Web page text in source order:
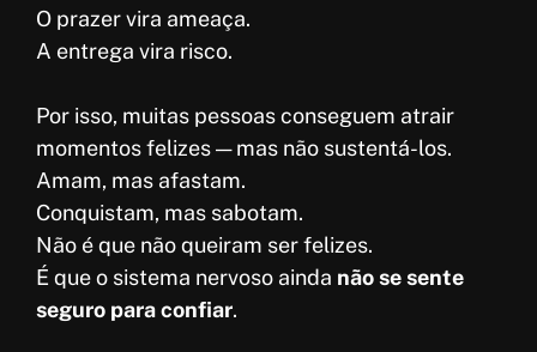
O prazer vira ameaça.
A entrega vira risco.
Por isso, muitas pessoas conseguem atrair
momentos felizes — mas não sustentá-los.
Amam, mas afastam.
Conquistam, mas sabotam.
Não é que não queiram ser felizes.
É que o sistema nervoso ainda não se sente
seguro para confiar.